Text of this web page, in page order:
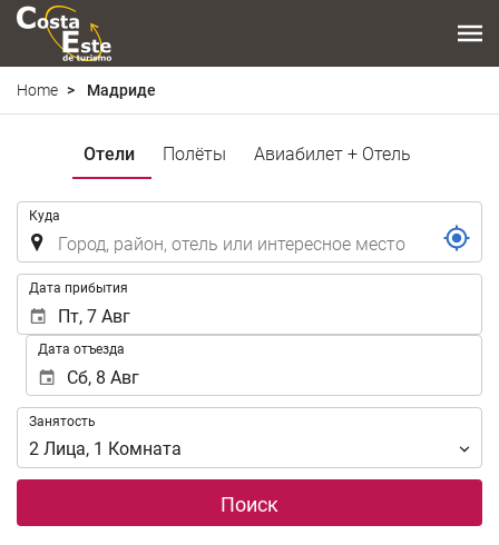
Home Мадриде
Отели Полёты Авиабилет + Отель
Куда
Дата прибытия
Дата отъезда
Занятость
Занятость
2 Лица, 1 Комната
Поиск